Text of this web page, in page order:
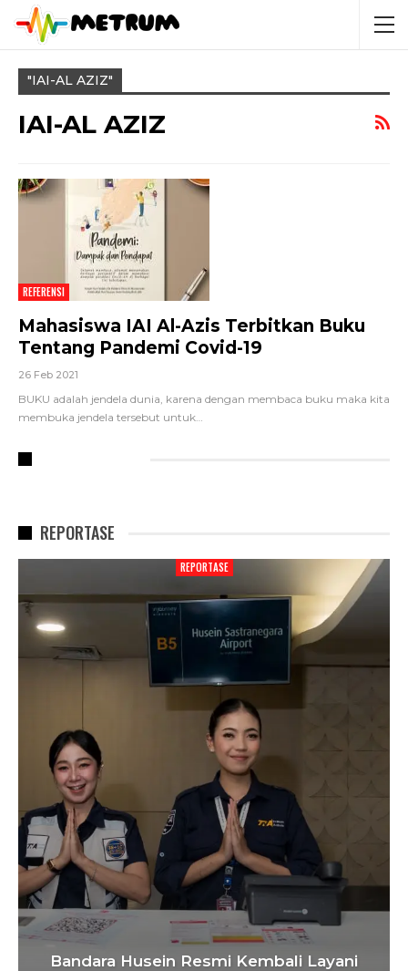
"IAI-AL AZIZ"
IAI-AL AZIZ
REFERENSI
Mahasiswa IAI Al-Azis Terbitkan Buku
Tentang Pandemi Covid-19
26 Feb 2021
BUKU adalah jendela dunia, karena dengan membaca buku maka kita
membuka jendela tersebut untuk…
REPORTASE
REPORTASE
Bandara Husein Resmi Kembali Layani